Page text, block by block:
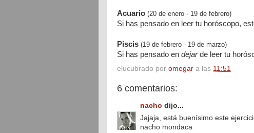
Acuario (20 de enero - 19 de febrero)
Si has pensado en leer tu horóscopo,
Piscis (19 de febrero - 19 de marzo)
Si has pensado en dejarde leer tu
elucubrado por omegar a las 11:51
6 comentarios:
nacho dijo...
Jajaja, está buenísimo este
nacho mondaca